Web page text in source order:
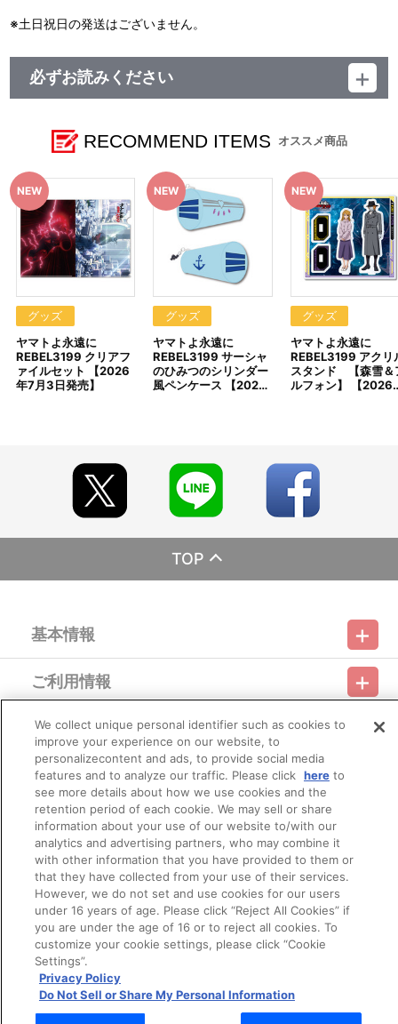
※土日祝日の発送はございません。
必ずお読みください
ヤマトクルー
フルービー
上映劇場
※上映劇場では、2026年6月26日(金)より先行販売いたします。
※イベント会場や海外等で販売する場合がございます。詳細は公
式サイト等でご案内いたします。
【ご注意（必ずお読みください）】
■商品について
※本商品は、ヤマトクルー、フルービー、上映劇場にて販売される
商品と同じ商品となります。
※本商品は準備数に限りがございます。準備数に達した場合、早
期にご注文の受付を終了させていただくことがございます。
※「在庫がありません」表示後も、ご注文のキャンセルや支払い
期限切れが発生した際は販売を再開させていただく場合がございま
す。あらかじめご了承ください。
ます。あらかじめご了承ください。
※すでにご注文しているかのご確認には、「マイページ」→「ご
注文履歴」にてご確認いただけます。
■ご注文・お支払いについて
※ご注文は、１注文につき3個までとなります。
ップ『A-on STORE』の会員登録（無料）が必要となります。
※A-on STOREでの決済方法は「カード決済」「コンビニ決済」
「Pay-easy（ペイジー）」「WEB・スマホ決済」のみとなりま
※メール受信設定を行っているお客様につきましては、必ず
[@bnfw.co.jp]のドメイン指定受信の設定をお願いいたします。
に入る場合や届かない場合がございます。)
※決済方法「カード決済」を選択時は、2026年6月下旬以降に決
済処理を実施いたします。
※決済方法「コンビニ決済」「Pay-easy（ペイジー）」を選択時
は、ご注文日翌日までにメールにてお支払い方法をご案内させてい
ただきます。
メールにてご案内させていただきましたお支払期日までに購
入・決済手続きが行われなかった場合は、キャンセル扱いとして手
続きをいたします。
いかなる理由でも、決済期間の延長は対応できかねます。
なお、ご注文日翌日以降は、以下の手順でもご確認いただけま
（１）A-on STOREにアクセスし、ログインします。
（２）「マイページ」の「ご注文履歴」を開きます。
（３）対象のご注文番号をクリック。
（４）「配送情報」内「決済方法」の「お支払い手続きはこ
ちら」から確認します。
※決済方法「WEB・スマホ決済」を選択時は、即時決済処理を実
施いたします。
RECOMMEND ITEMS オススメ商品
グッズ
ヤマトよ永遠に
REBEL3199 クリアフ
ァイルセット 【2026
年7月3日発売】
グッズ
ヤマトよ永遠に
REBEL3199 サーシャ
のひみつのシリンダー
風ペンケース 【202…
グッズ
ヤマトよ永遠に
REBEL3199 アクリ
スタンド 【森雪＆
ルフォン】 【
TOP
基本情報
利用規約 特定商取引法に基づく表示
プライバシーオプション 会社概要
ご利用情報
ご利用ガイド サイトマップ 推奨環境
Do Not Sell or Share My Personal Information
会員メニュー
ログイン 会員規約 新規会員登録
その他のご案内
バンダイナムコフィルムワークス
© Bandai Namco Filmworks Inc. All Rights Reserved.
We collect unique personal identifier such as cookies to
improve your experience on our website, to
personalizecontent and ads, to provide social media
features and to analyze our traffic. Please click hereto
see more details about how we use cookies and the
retention period of each cookie. We may sell or share
information about your use of our website to/with our
analytics and advertising partners, who may combine it
with other information that you have provided to them or
that they have collected from your use of their services.
However, we do not set and use cookies for our users
under 16 years of age. Please click “Reject All Cookies” if
you are under the age of 16 or to reject all cookies. To
customize your cookie settings, please click “Cookie
Settings”.
Privacy Policy
Do Not Sell or Share My Personal Information